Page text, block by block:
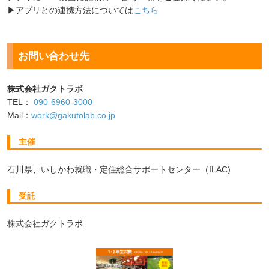
▶アプリとの連携方法についてはこちら
お問い合わせ先
株式会社ガクトラボ
TEL：
090-6960-3000
Mail： work@gakutolab.co.jp
主催
石川県、いしかわ就職・定住総合サポートセンター（ILAC)
受託
株式会社ガクトラボ